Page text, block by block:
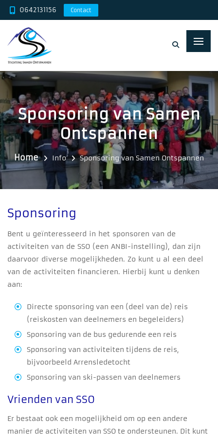
0642131156 Contact
Sponsoring van Samen
Ontspannen
Home Info Sponsoring van Samen Ontspannen
Sponsoring
Bent u geïnteresseerd in het sponsoren van de
activiteiten van de SSO (een ANBI-instelling), dan zijn
daarvoor diverse mogelijkheden. Zo kunt u al een deel
van de activiteiten financieren. Hierbij kunt u denken
aan:
Directe sponsoring van een (deel van de) reis
(reiskosten van deelnemers en begeleiders)
Sponsoring van de bus gedurende een reis
Sponsoring van activiteiten tijdens de reis,
bijvoorbeeld Arrensledetocht
Sponsoring van ski-passen van deelnemers
Vrienden van SSO
Er bestaat ook een mogelijkheid om op een andere
manier de activiteiten van SSO te ondersteunen. Dit kunt